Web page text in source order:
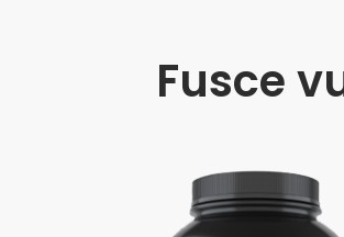
Fusce